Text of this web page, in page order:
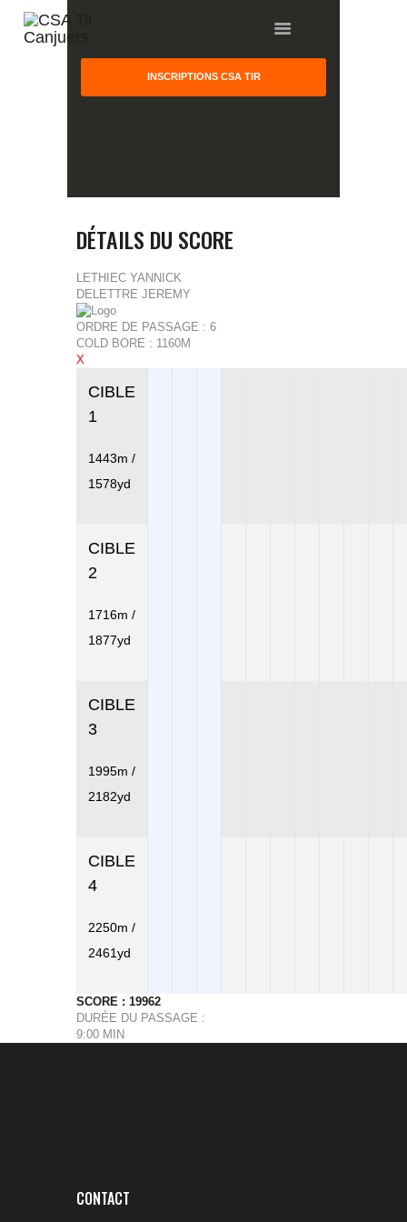
INSCRIPTIONS CSA TIR
GALLERY
COMPETITION
RESULTS
TEAM CANJUERS
DÉTAILS DU SCORE
LETHIEC YANNICK
DELETTRE JEREMY
ORDRE DE PASSAGE : 6
COLD BORE : 1160M
X
CIBLE
1
1443m /
1578yd
CIBLE
2
1716m /
1877yd
CIBLE
3
1995m /
2182yd
CIBLE
4
2250m /
2461yd
SCORE : 19962
DURÉE DU PASSAGE :
9:00 MIN
CONTACT